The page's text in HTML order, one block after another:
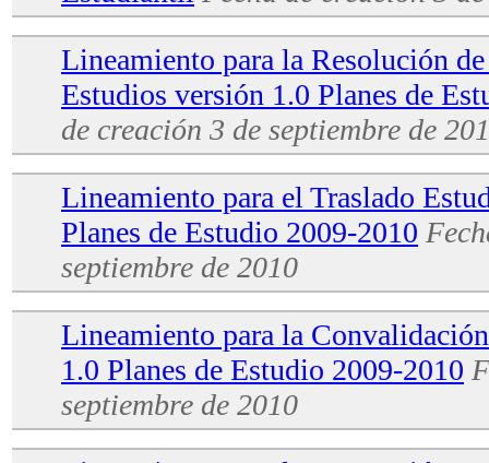
Lineamiento para la Resolución
Estudios versión 1.0 Planes de
de creación 3 de septiembre de
Lineamiento para el Traslado
Planes de Estudio 2009-2010
septiembre de 2010
Lineamiento para la
1.0 Planes de Estudio 2009-2010
septiembre de 2010